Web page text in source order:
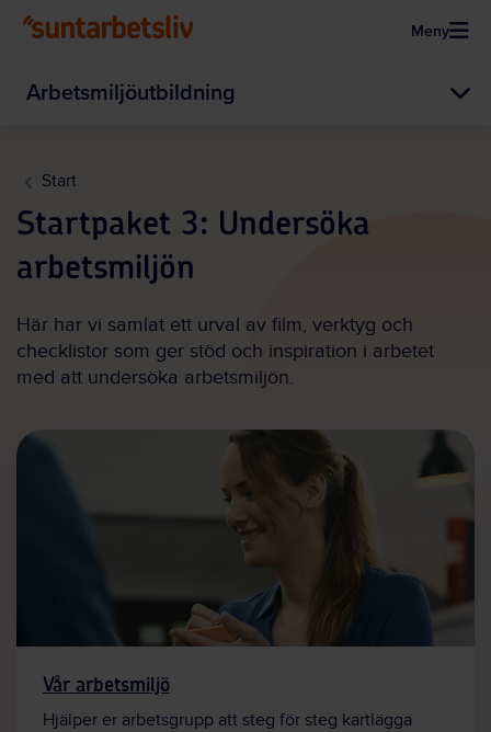
Meny
Arbetsmiljöutbildning
Start
Startpaket 3: Undersöka
arbetsmiljön
Här har vi samlat ett urval av film, verktyg och
checklistor som ger stöd och inspiration i arbetet
med att undersöka arbetsmiljön.
Vår arbetsmiljö
Hjälper er arbetsgrupp att steg för steg kartlägga